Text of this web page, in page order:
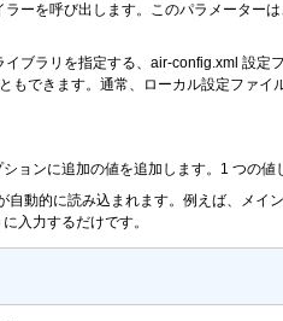
ーを呼び出します。このパラメータ
ブラリを指定する、air-config.xml 設
できます。通常、ローカル設定ファ
ョンに追加の値を追加します。1 つの
動的に読み込まれます。例えば、メイ
入力するだけです。